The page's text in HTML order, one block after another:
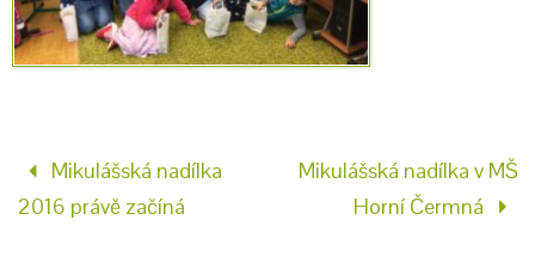
Mikulášská nadílka
2016 právě začíná
Mikulášská nadílka v MŠ
Horní Čermná